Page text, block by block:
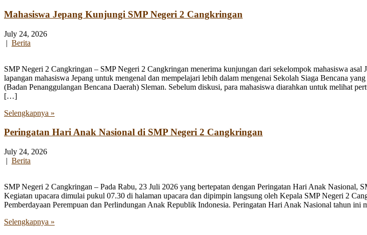
Mahasiswa Jepang Kunjungi SMP Negeri 2 Cangkringan
July 24, 2026
| Berita
SMP Negeri 2 Cangkringan – SMP Negeri 2 Cangkringan menerima kunjungan dari sekelompok mahasiswa
lapangan mahasiswa Jepang untuk mengenal dan mempelajari lebih dalam mengenai Sekolah Siaga Bencana
(Badan Penanggulangan Bencana Daerah) Sleman. Sebelum diskusi, para mahasiswa diarahkan untuk melihat
[…]
Selengkapnya »
Peringatan Hari Anak Nasional di SMP Negeri 2 Cangkringan
July 24, 2026
| Berita
SMP Negeri 2 Cangkringan – Pada Rabu, 23 Juli 2026 yang bertepatan dengan Peringatan Hari Anak Nasional,
Kegiatan upacara dimulai pukul 07.30 di halaman upacara dan dipimpin langsung oleh Kepala SMP Negeri 2
Pemberdayaan Perempuan dan Perlindungan Anak Republik Indonesia. Peringatan Hari Anak Nasional tahun
Selengkapnya »